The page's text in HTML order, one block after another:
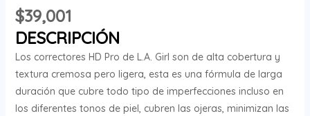
$39,001
DESCRIPCIÓN
Los correctores HD Pro de L.A. Girl son de alta cobertura y
textura cremosa pero ligera, esta es una fórmula de larga
duración que cubre todo tipo de imperfecciones incluso en
los diferentes tonos de piel, cubren las ojeras, minimizan las